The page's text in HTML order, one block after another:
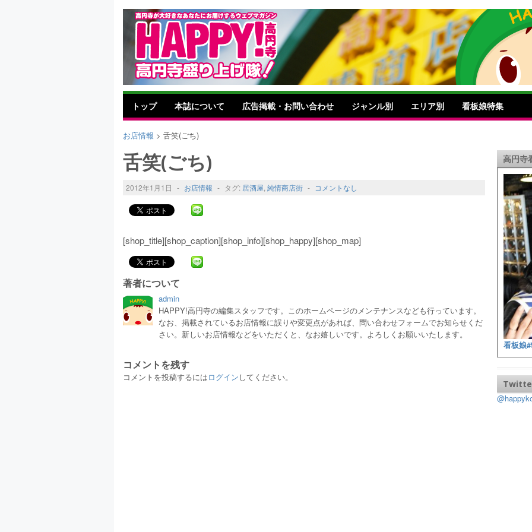
トップ 本誌について 広告掲載・お問い合わせ ジャンル別 エリア別 看板娘特集
お店情報 > 舌笑(ごち)
舌笑(ごち)
2012年1月1日 - お店情報 - タグ: 居酒屋, 純情商店街 - コメントなし
[shop_title][shop_caption][shop_info][shop_happy][shop_map]
著者について
admin
HAPPY!高円寺の編集スタッフです。このホームページのメンテナンスなども行っています。
なお、掲載されているお店情報に誤りや変更点があれば、問い合わせフォームでお知らせくだ
さい。新しいお店情報などをいただくと、なお嬉しいです。よろしくお願いいたします。
コメントを残す
コメントを投稿するにはログインしてください。
高円寺
看板娘